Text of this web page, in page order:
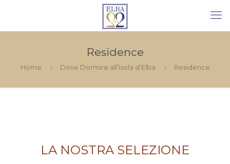
Residence
Home Dove Dormire all’Isola d’Elba Residence
LA NOSTRA SELEZIONE